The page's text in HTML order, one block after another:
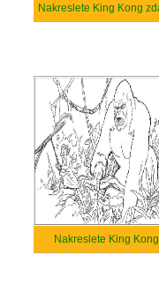
Nakreslete King Kong